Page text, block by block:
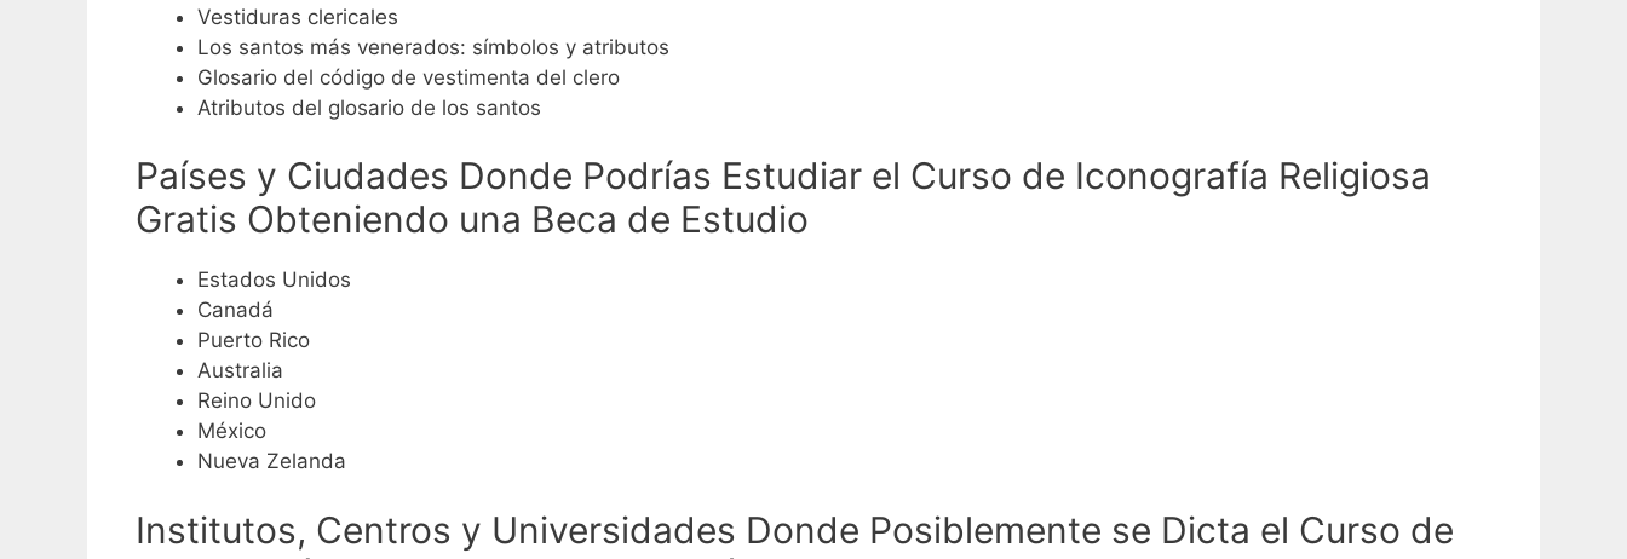
Vestiduras clericales
Los santos más venerados: símbolos y atributos
Glosario del código de vestimenta del clero
Atributos del glosario de los santos
Países y Ciudades Donde Podrías Estudiar el Curso de Iconografía Religiosa
Gratis Obteniendo una Beca de Estudio
Estados Unidos
Canadá
Puerto Rico
Australia
Reino Unido
México
Nueva Zelanda
Institutos, Centros y Universidades Donde Posiblemente se Dicta el Curso de